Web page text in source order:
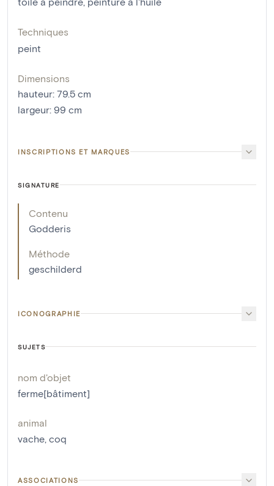
Techniques
peint
Dimensions
hauteur: 79.5 cm
largeur: 99 cm
INSCRIPTIONS ET MARQUES
SIGNATURE
Contenu
Godderis
Méthode
geschilderd
ICONOGRAPHIE
SUJETS
nom d'objet
ferme[bâtiment]
animal
vache coq
ASSOCIATIONS